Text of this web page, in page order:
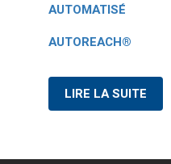
AUTOMATISÉ
AUTOREACH®
LIRE LA SUITE